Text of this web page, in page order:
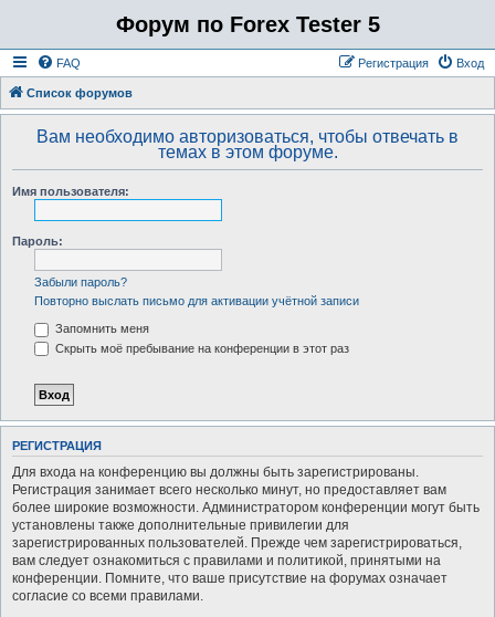
Форум по Forex Tester 5
FAQ Вход
Регистрация
Список форумов
Вам необходимо авторизоваться, чтобы отвечать в
темах в этом форуме.
Имя пользователя:
Пароль:
Забыли пароль?
Повторно выслать письмо для активации учётной записи
Запомнить меня
Скрыть моё пребывание на конференции в этот раз
РЕГИСТРАЦИЯ
Для входа на конференцию вы должны быть зарегистрированы.
Регистрация занимает всего несколько минут, но предоставляет вам
более широкие возможности. Администратором конференции могут быть
установлены также дополнительные привилегии для
зарегистрированных пользователей. Прежде чем зарегистрироваться,
вам следует ознакомиться с правилами и политикой, принятыми на
конференции. Помните, что ваше присутствие на форумах означает
согласие со всеми правилами.